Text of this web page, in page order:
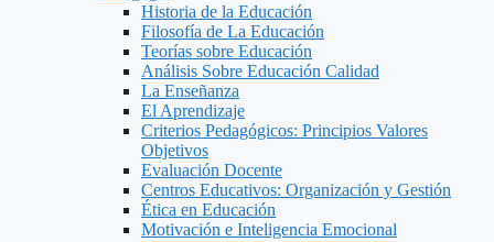
Historia de la Educación
Filosofía de La Educación
Teorías sobre Educación
Análisis Sobre Educación Calidad
La Enseñanza
El Aprendizaje
Criterios Pedagógicos: Principios Valores
Objetivos
Evaluación Docente
Centros Educativos: Organización y Gestión
Ética en Educación
Motivación e Inteligencia Emocional